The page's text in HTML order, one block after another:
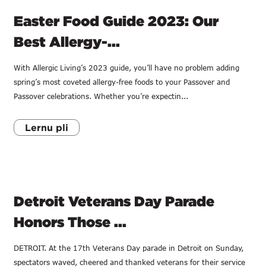
Easter Food Guide 2023: Our
Best Allergy-...
With Allergic Living’s 2023 guide, you’ll have no problem adding
spring’s most coveted allergy-free foods to your Passover and
Passover celebrations. Whether you’re expectin...
Lernu pli
Detroit Veterans Day Parade
Honors Those ...
DETROIT. At the 17th Veterans Day parade in Detroit on Sunday,
spectators waved, cheered and thanked veterans for their service